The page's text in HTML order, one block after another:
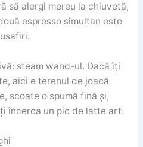
să alergi mereu la chiuvetă,
espresso simultan este
steam wand-ul. Dacă îți
aici e terenul de joacă
scoate o spumă fină și,
încerca un pic de latte art.